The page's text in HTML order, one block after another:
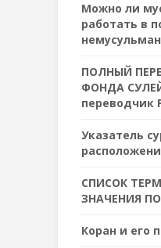
Можно ли
работать в
ПОЛНЫЙ
ФОНДА
переводчик
Указатель
СПИСОК
ЗНАЧЕНИЯ
Коран и его